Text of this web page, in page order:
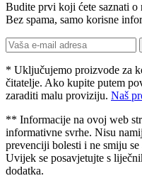
Budite prvi koji ćete saznati o
Bez spama, samo korisne
* Uključujemo proizvode za
čitatelje. Ako kupite putem
zaraditi malu proviziju. Naš
** Informacije na ovoj web
informativne svrhe. Nisu
prevenciji bolesti i ne smiju
Uvijek se posavjetujte s
dodatka.